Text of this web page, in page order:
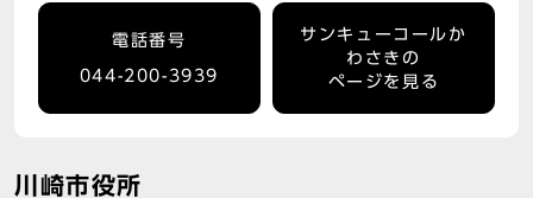
電話番号
044-200-3939
サンキューコールか
わさきの
ページを見る
川崎市役所